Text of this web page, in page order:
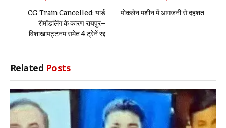
CG Train Cancelled: यार्ड
रीमॉडलिंग के कारण रायपुर–
विशाखापट्टनम समेत 4 ट्रेनें रद्द
पोकलेन मशीन में आगजनी से दहशत
Related Posts